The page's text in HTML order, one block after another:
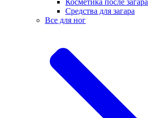
Средства для загара
Все для ног